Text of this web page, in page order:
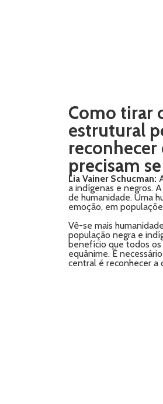
Como tirar
estrutural
precisam
Lia Vainer Schucman:
a indígenas e negros.
de humanidade. Uma
emoção, em
Vê-se mais
população negra e
benefício que todos
equânime. É
central é reconhecer a